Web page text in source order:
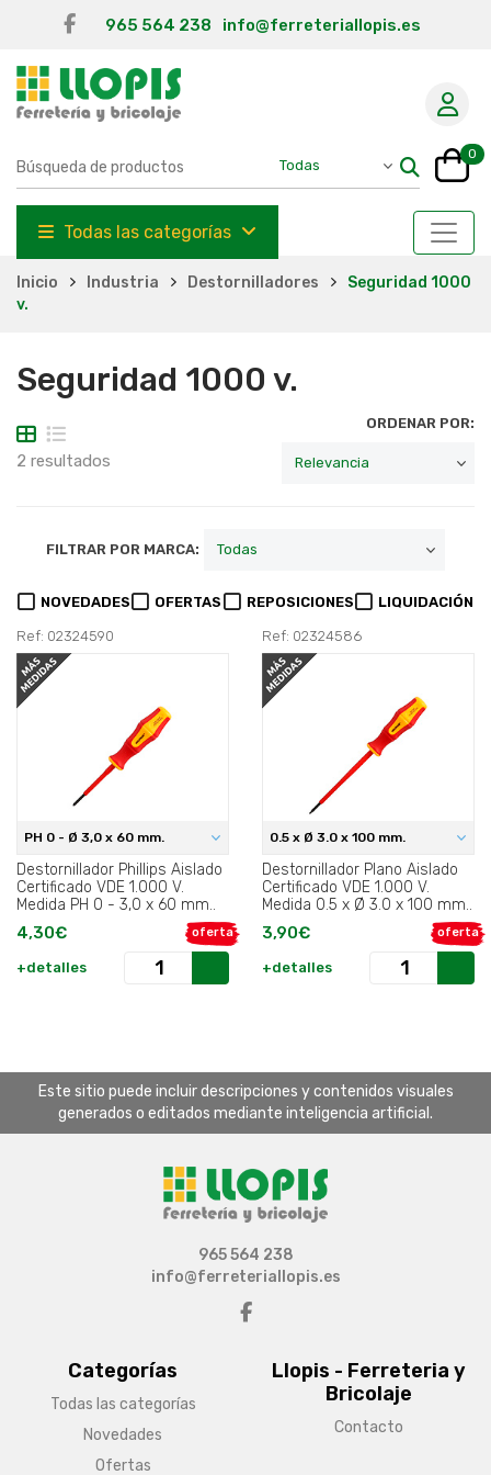
965 564 238 info@ferreteriallopis.es
0
Todas las categorías
Inicio Industria Destornilladores
Seguridad 1000
v.
Seguridad 1000 v.
2 resultados
ORDENAR POR:
FILTRAR POR MARCA:
NOVEDADES OFERTAS REPOSICIONES LIQUIDACIÓN
Ref: 02324590
PH 0 - Ø 3,0 x 60 mm.
Destornillador Phillips Aislado
Certificado VDE 1.000 V.
Medida PH 0 - 3,0 x 60 mm..
oferta
4,30€
+detalles
Ref: 02324586
0.5 x Ø 3.0 x 100 mm.
Destornillador Plano Aislado
Certificado VDE 1.000 V.
Medida 0.5 x Ø 3.0 x 100 mm..
oferta
3,90€
+detalles
Este sitio puede incluir descripciones y contenidos visuales
generados o editados mediante inteligencia artificial.
Categorías
Todas las categorías
Novedades
Ofertas
Llopis - Ferreteria y
Bricolaje
Contacto
965 564 238
info@ferreteriallopis.es